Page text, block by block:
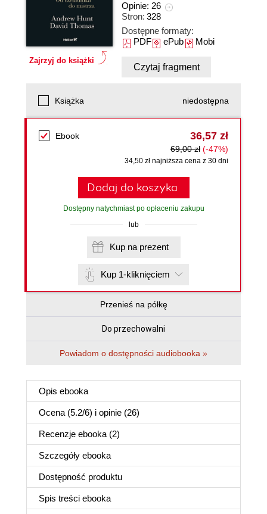
Zajrzyj do książki
Opinie: 26
Stron: 328
Dostępne formaty:
PDFePubMobi
Czytaj fragment
Książka niedostępna
Ebook 36,57 zł
69,00 zł (-47%)
34,50 zł najniższa cena z 30 dni
Dodaj do koszyka
Dostępny natychmiast po opłaceniu zakupu
lub
Kup na prezent
Kup 1-kliknięciem
Przenieś na półkę
Do przechowalni
Powiadom o dostępności audiobooka »
Opis ebooka
Ocena (5.2/6) i opinie (26)
Recenzje ebooka (2)
Szczegóły ebooka
Dostępność produktu
Spis treści ebooka